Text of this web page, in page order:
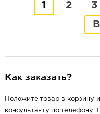
1 2 3
Как заказать?
Положите товар в корзину
консультанту по телефону